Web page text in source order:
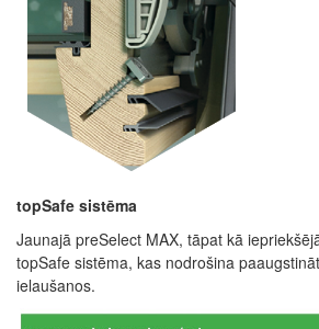
topSafe sistēma
Jaunajā preSelect MAX, tāpat kā
topSafe sistēma, kas nodrošina
ielaušanos.